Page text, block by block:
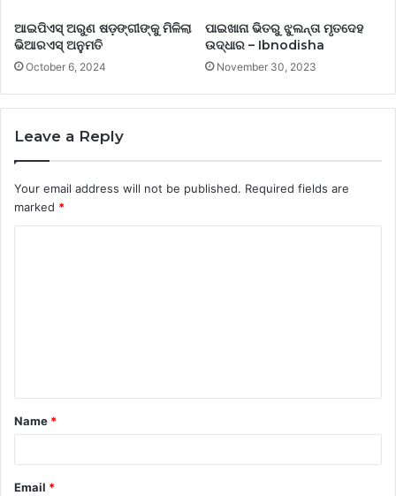
ଆଇପିଏସ୍ ଅରୁଣ ଷଡ଼ଙ୍ଗୀଙ୍କୁ ମିଳିଲା
ଭିଆରଏସ୍ ଅନୁମତି
October 6, 2024
ପାଇଖାନା ଭିତରୁ ଝୁଲନ୍ତା ମୃତଦେହ
ଉଦ୍ଧାର – Ibnodisha
November 30, 2023
Leave a Reply
Your email address will not be published. Required fields are
marked *
t
*
Name *
Email *